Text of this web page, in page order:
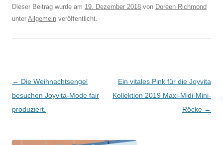
Dieser Beitrag wurde am 19. Dezember 2018 von Doreen Richmond
unter Allgemein veröffentlicht.
Beitragsnavigation
← Die Weihnachtsengel
besuchen Joyvita-Mode fair
produziert.
Ein vitales Pink für die Joyvita
Kollektion 2019 Maxi-Midi-Mini-
Röcke →